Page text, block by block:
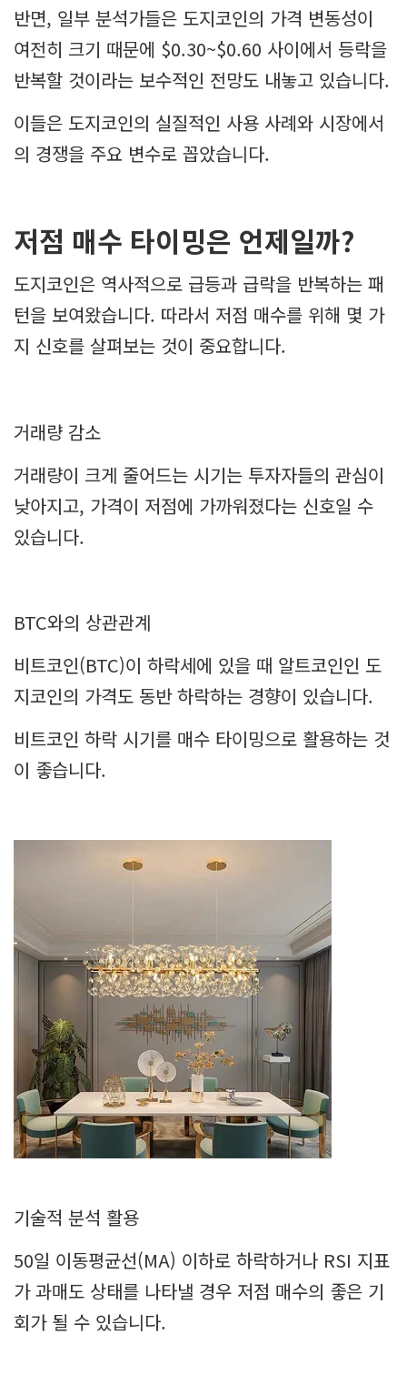
반면, 일부 분석가들은 도지코인의 가격 변동성이
여전히 크기 때문에 $0.30~$0.60 사이에서 등락을
반복할 것이라는 보수적인 전망도 내놓고 있습니다.
이들은 도지코인의 실질적인 사용 사례와 시장에서
의 경쟁을 주요 변수로 꼽았습니다.
저점 매수 타이밍은 언제일까?
도지코인은 역사적으로 급등과 급락을 반복하는 패
턴을 보여왔습니다. 따라서 저점 매수를 위해 몇 가
지 신호를 살펴보는 것이 중요합니다.
거래량 감소
거래량이 크게 줄어드는 시기는 투자자들의 관심이
낮아지고, 가격이 저점에 가까워졌다는 신호일 수
있습니다.
BTC와의 상관관계
비트코인(BTC)이 하락세에 있을 때 알트코인인 도
지코인의 가격도 동반 하락하는 경향이 있습니다.
비트코인 하락 시기를 매수 타이밍으로 활용하는 것
이 좋습니다.
기술적 분석 활용
50일 이동평균선(MA) 이하로 하락하거나 RSI 지표
가 과매도 상태를 나타낼 경우 저점 매수의 좋은 기
회가 될 수 있습니다.